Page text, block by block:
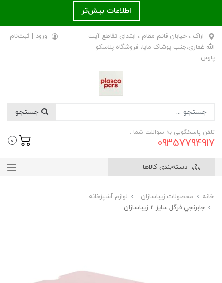
اطلاعات بیش‌تر
اراک ، خیابان قائم مقام ، ابتدای تقاطع آیت
الله غفاری،جنب پوشاک مایا، فروشگاه پلاسکو
پارس
ورود | ثبت‌نام
تلفن پاسخگویی به سوالات شما :
09357794917
0
دسته‌بندی کالاها
خانه محصولات زیباسازان
لوازم آشپزخانه
جابرنجي فرگل سایز 2 زیباسازان